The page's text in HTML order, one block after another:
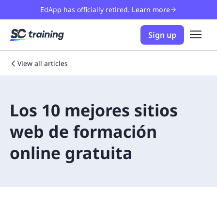
EdApp has officially retired. Learn more
Sign up
View all articles
Los 10 mejores sitios
web de formación
online gratuita